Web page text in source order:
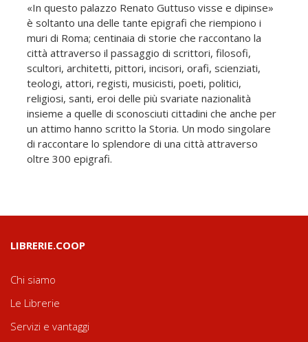
«In questo palazzo Renato Guttuso visse e dipinse»
è soltanto una delle tante epigrafi che riempiono i
muri di Roma; centinaia di storie che raccontano la
città attraverso il passaggio di scrittori, filosofi,
scultori, architetti, pittori, incisori, orafi, scienziati,
teologi, attori, registi, musicisti, poeti, politici,
religiosi, santi, eroi delle più svariate nazionalità
insieme a quelle di sconosciuti cittadini che anche per
un attimo hanno scritto la Storia. Un modo singolare
di raccontare lo splendore di una città attraverso
oltre 300 epigrafi.
LIBRERIE.COOP
Chi siamo
Le Librerie
Servizi e vantaggi